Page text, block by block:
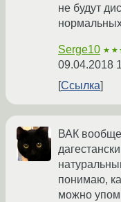
не будут
Serge10
09.04.2018
Ссылка
ВАК вообще
понимаю,
можно